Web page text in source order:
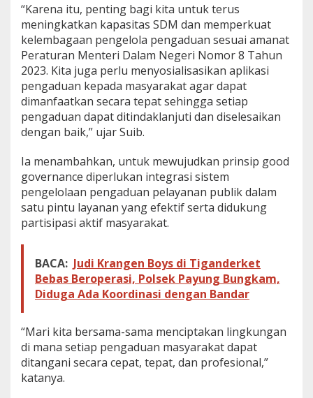
“Karena itu, penting bagi kita untuk terus
meningkatkan kapasitas SDM dan memperkuat
kelembagaan pengelola pengaduan sesuai amanat
Peraturan Menteri Dalam Negeri Nomor 8 Tahun
2023. Kita juga perlu menyosialisasikan aplikasi
pengaduan kepada masyarakat agar dapat
dimanfaatkan secara tepat sehingga setiap
pengaduan dapat ditindaklanjuti dan diselesaikan
dengan baik,” ujar Suib.
Ia menambahkan, untuk mewujudkan prinsip good
governance diperlukan integrasi sistem
pengelolaan pengaduan pelayanan publik dalam
satu pintu layanan yang efektif serta didukung
partisipasi aktif masyarakat.
BACA: Judi Krangen Boys di Tiganderket
Bebas Beroperasi, Polsek Payung Bungkam,
Diduga Ada Koordinasi dengan Bandar
“Mari kita bersama-sama menciptakan lingkungan
di mana setiap pengaduan masyarakat dapat
ditangani secara cepat, tepat, dan profesional,”
katanya.